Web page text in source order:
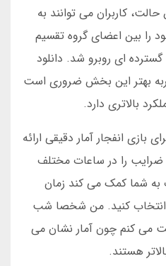
کاربران می توانند به
را بین اعضای گروه تقسیم
گسترده ای روبرو شد. دانلود
بهتر این بخش ضروری است
بالاتری دارد.
انفجار آمار دقیقی ارائه
را در ساعات مختلف
به شما کمک می کند زمان
انتخاب کنید. من شخصا شب
می کنم چون آمار نشان می
هستند.